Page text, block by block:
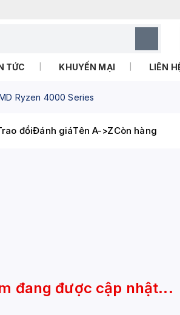
TỨC KHUYẾN MẠI LIÊN
Ryzen 4000 Series
đổiĐánh giáTên A->ZCòn hàng
đang được cập nhật...